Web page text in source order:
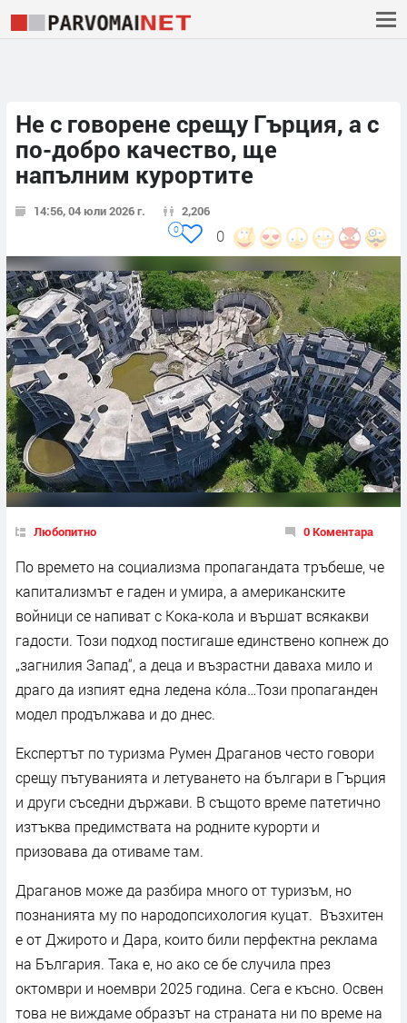
Не с говорене срещу Гърция, а с
по-добро качество, ще
напълним курортите
14:56, 04 юли 2026 г. 2,206
0
0
Любопитно 0 Коментара
По времето на социализма пропагандата тръбеше, че
капитализмът е гаден и умира, а американските
войници се напиват с Кока-кола и вършат всякакви
гадости. Този подход постигаше единствено копнеж до
„загнилия Запад“, а деца и възрастни даваха мило и
драго да изпият една ледена ко́ла…Този пропаганден
модел продължава и до днес.
Експертът по туризма Румен Драганов често говори
срещу пътуванията и летуването на българи в Гърция
и други съседни държави. В същото време патетично
изтъква предимствата на родните курорти и
призовава да отиваме там.
Драганов може да разбира много от туризъм, но
познанията му по народопсихология куцат. Възхитен
е от Джирото и Дара, които били перфектна реклама
на България. Така е, но ако се бе случила през
октомври и ноември 2025 година. Сега е късно. Освен
това не виждаме образът на страната ни по време на